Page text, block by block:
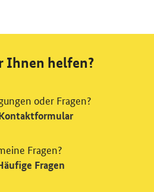
Ihnen helfen?
oder Fragen?
Fragen?
Fragen